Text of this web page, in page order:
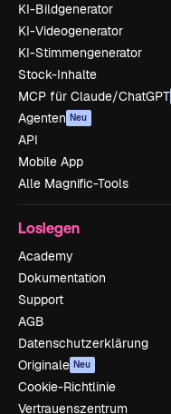
KI-Bildgenerator
KI-Videogenerator
KI-Stimmengenerator
Stock-Inhalte
MCP für Claude/ChatGPT
Agenten Neu
API
Mobile App
Alle Magnific-Tools
Loslegen
Academy
Dokumentation
Support
AGB
Datenschutzerklärung
Originale Neu
Cookie-Richtlinie
Vertrauenszentrum